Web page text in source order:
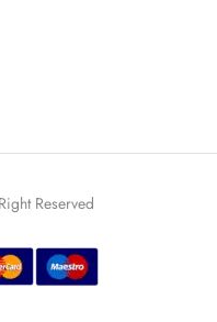
Reserved